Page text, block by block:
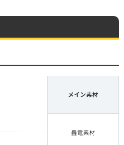
メイン素材
轟竜素材